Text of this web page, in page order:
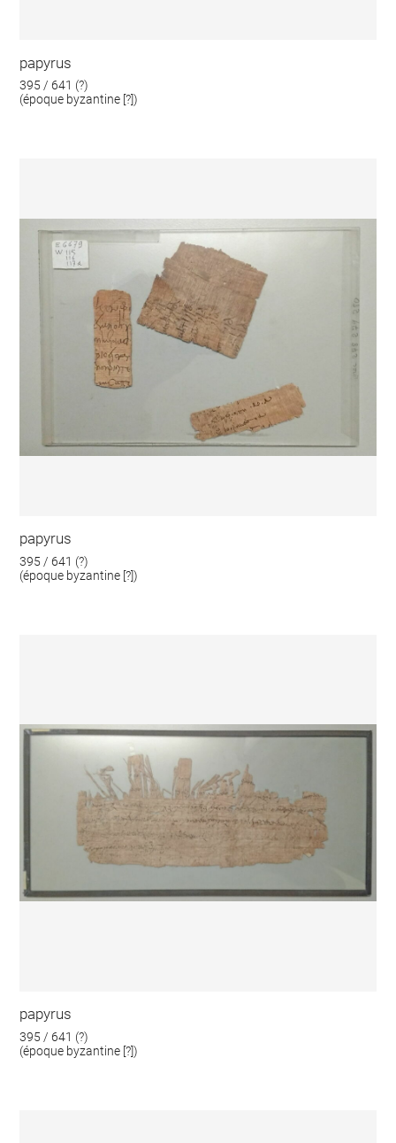
papyrus
395 / 641 (?)
(époque byzantine [?])
papyrus
395 / 641 (?)
(époque byzantine [?])
papyrus
395 / 641 (?)
(époque byzantine [?])